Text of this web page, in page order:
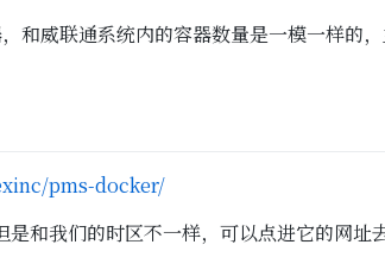
和威联通系统内的容器数量是一模一样的
pms-docker/
和我们的时区不一样，可以点进它的网址去